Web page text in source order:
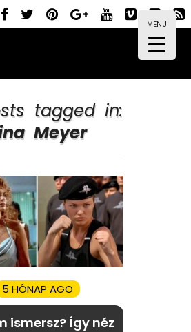
MENÜ
tagged in:
Meyer
5 HÓNAP AGO
ismersz? Így néz